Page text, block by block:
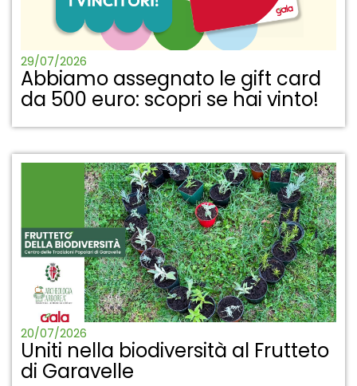
29/07/2026
Abbiamo assegnato le gift card
da 500 euro: scopri se hai vinto!
20/07/2026
Uniti nella biodiversità al Frutteto
di Garavelle